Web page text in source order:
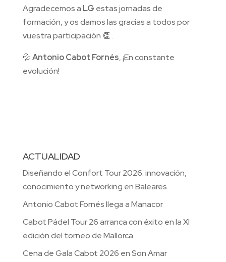
Agradecemos a LG estas jornadas de
formación, y os damos las gracias a todos por
vuestra participación 👏 .
💦Antonio Cabot Fornés, ¡En constante
evolución!
ACTUALIDAD
Diseñando el Confort Tour 2026: innovación,
conocimiento y networking en Baleares
Antonio Cabot Fornés llega a Manacor
Cabot Pádel Tour 26 arranca con éxito en la XI
edición del torneo de Mallorca
Cena de Gala Cabot 2026 en Son Amar